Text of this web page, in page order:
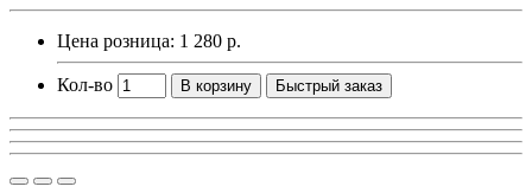
Цена розница: 1 280 р.
Кол-во В корзину Быстрый заказ